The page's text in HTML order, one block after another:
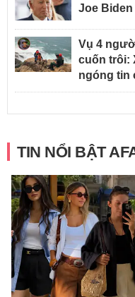
Joe
Vụ 4
cuốn trôi:
ngóng tin
TIN NỔI BẬT